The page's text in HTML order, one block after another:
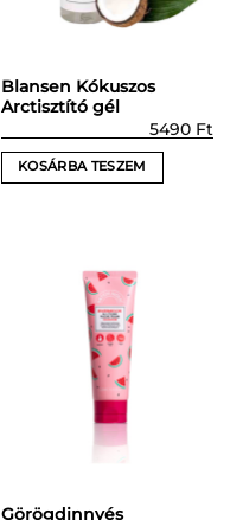
Blansen Kókuszos
Arctisztító gél
5490 Ft
KOSÁRBA TESZEM
Görögdinnyés